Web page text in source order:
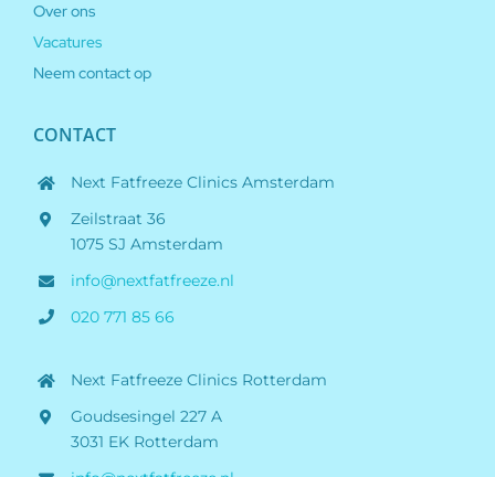
Over ons
Vacatures
Neem contact op
CONTACT
Next Fatfreeze Clinics Amsterdam
Zeilstraat 36
1075 SJ Amsterdam
info@nextfatfreeze.nl
020 771 85 66
Next Fatfreeze Clinics Rotterdam
Goudsesingel 227 A
3031 EK Rotterdam